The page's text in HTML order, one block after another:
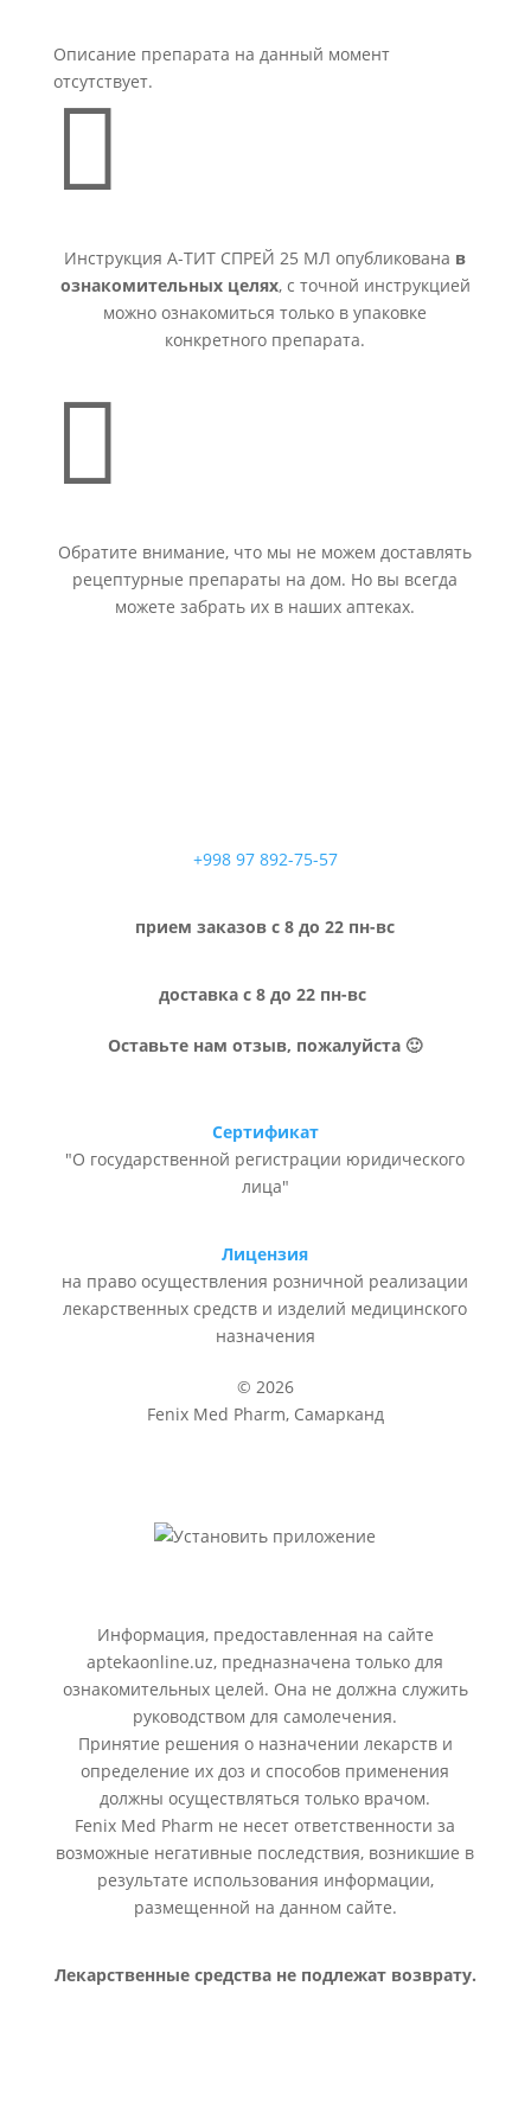
Описание препарата на данный момент
отсутствует.

Инструкция А-ТИТ СПРЕЙ 25 МЛ опубликована в
ознакомительных целях, с точной инструкцией
можно ознакомиться только в упаковке
конкретного препарата.

Обратите внимание, что мы не можем доставлять
рецептурные препараты на дом. Но вы всегда
можете забрать их в наших аптеках.
+998 97 892-75-57
прием заказов с 8 до 22 пн-вс
доставка с 8 до 22 пн-вс
Оставьте нам отзыв, пожалуйста 🙂
Сертификат
"О государственной регистрации юридического
лица"
Лицензия
на право осуществления розничной реализации
лекарственных средств и изделий медицинского
назначения
© 2026
Fenix Med Pharm, Самарканд
Информация, предоставленная на сайте
aptekaonline.uz, предназначена только для
ознакомительных целей. Она не должна служить
руководством для самолечения.
Принятие решения о назначении лекарств и
определение их доз и способов применения
должны осуществляться только врачом.
Fenix Med Pharm не несет ответственности за
возможные негативные последствия, возникшие в
результате использования информации,
размещенной на данном сайте.
Лекарственные средства не подлежат возврату.